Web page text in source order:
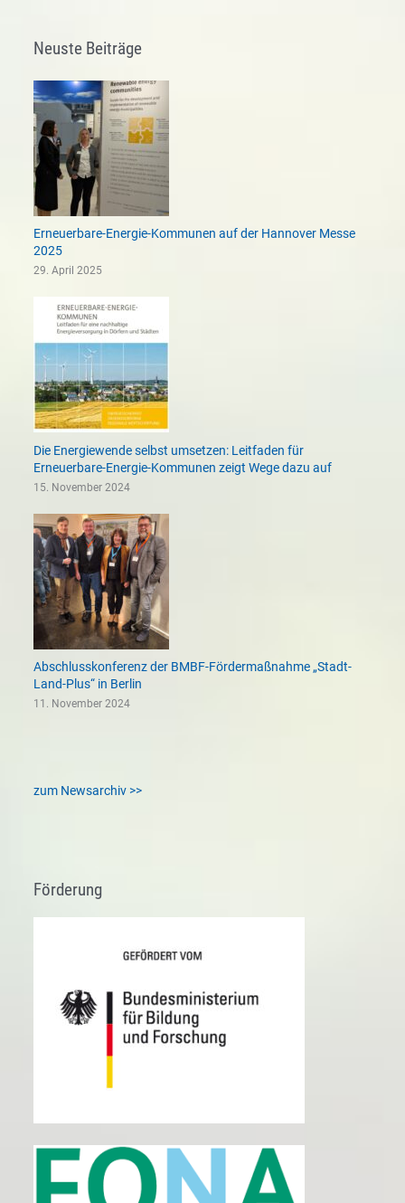
Neuste Beiträge
Erneuerbare-Energie-Kommunen auf der Hannover Messe
2025
29. April 2025
Die Energiewende selbst umsetzen: Leitfaden für
Erneuerbare-Energie-Kommunen zeigt Wege dazu auf
15. November 2024
Abschlusskonferenz der BMBF-Fördermaßnahme „Stadt-
Land-Plus“ in Berlin
11. November 2024
zum Newsarchiv >>
Förderung